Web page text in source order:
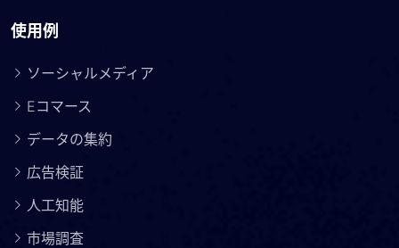
使用例
ソーシャルメディア
Eコマース
データの集約
広告検証
人工知能
市場調査